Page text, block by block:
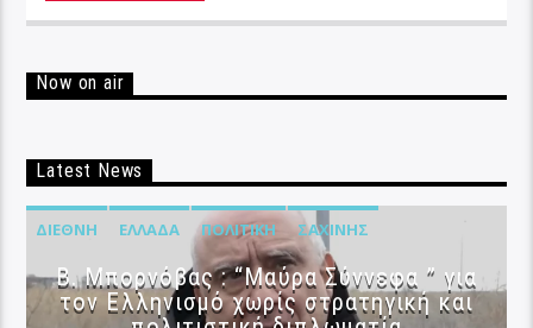
Now on air
Latest News
ΔΙΕΘΝΉ ΕΛΛΆΔΑ ΠΟΛΙΤΙΚΉ ΣΑΧΊΝΗΣ
B. Μπορνόβας : “Μαύρα Σύννεφα ” για
τον Ελληνισμό χωρίς στρατηγική και